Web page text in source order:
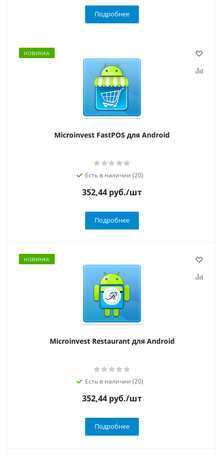
Подробнее
НОВИНКА
Microinvest FastPOS для Android
Есть в наличии (20)
352,44 руб./шт
Подробнее
НОВИНКА
Microinvest Restaurant для Android
Есть в наличии (20)
352,44 руб./шт
Подробнее